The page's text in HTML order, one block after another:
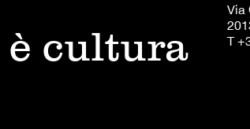
cultura
Via
T